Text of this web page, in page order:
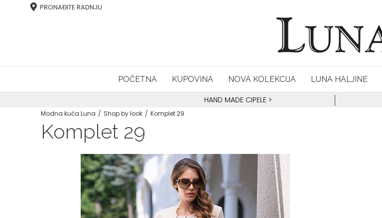
PRONAĐITE RADNJU
POČETNA KUPOVINA NOVA KOLEKCIJA LUNA HALJINE
HAND MADE CIPELE >
Modna kuća Luna Shop by look Komplet 29
Komplet 29